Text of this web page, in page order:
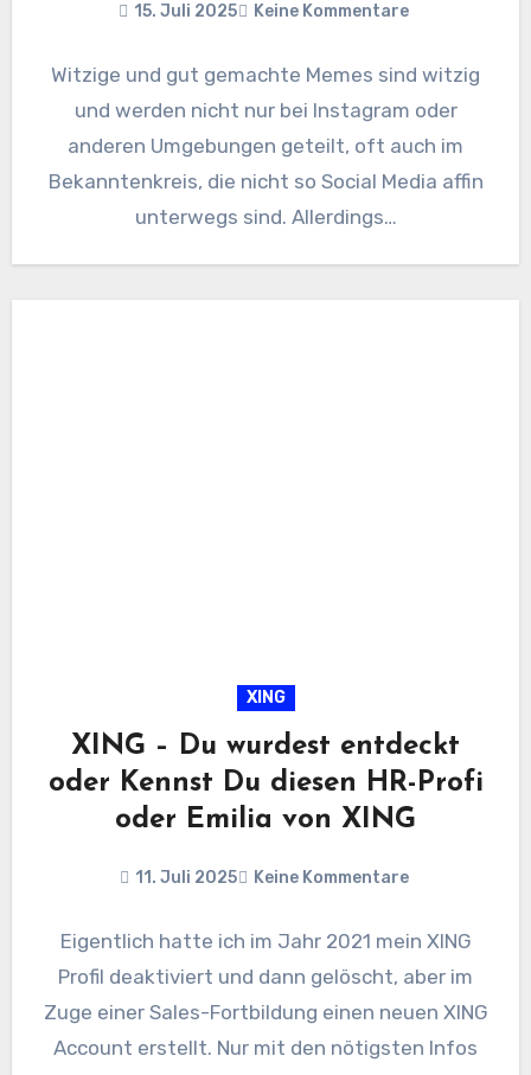
15. Juli 2025 Keine Kommentare
Witzige und gut gemachte Memes sind witzig
und werden nicht nur bei Instagram oder
anderen Umgebungen geteilt, oft auch im
Bekanntenkreis, die nicht so Social Media affin
unterwegs sind. Allerdings…
XING
XING – Du wurdest entdeckt
oder Kennst Du diesen HR-Profi
oder Emilia von XING
11. Juli 2025 Keine Kommentare
Eigentlich hatte ich im Jahr 2021 mein XING
Profil deaktiviert und dann gelöscht, aber im
Zuge einer Sales-Fortbildung einen neuen XING
Account erstellt. Nur mit den nötigsten Infos